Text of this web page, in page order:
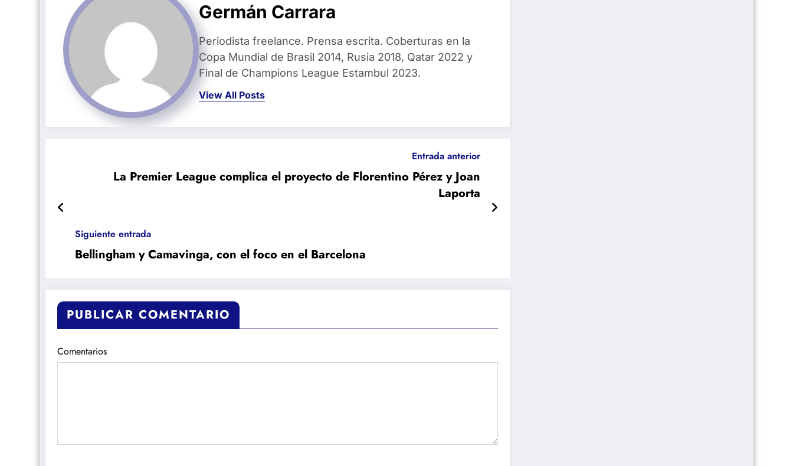
Germán Carrara
Periodista freelance. Prensa escrita. Coberturas en la
Copa Mundial de Brasil 2014, Rusia 2018, Qatar 2022 y
Final de Champions League Estambul 2023.
View All Posts
Entrada anterior
La Premier League complica el proyecto de Florentino Pérez y Joan
Laporta
Siguiente entrada
Bellingham y Camavinga, con el foco en el Barcelona
PUBLICAR COMENTARIO
Comentarios